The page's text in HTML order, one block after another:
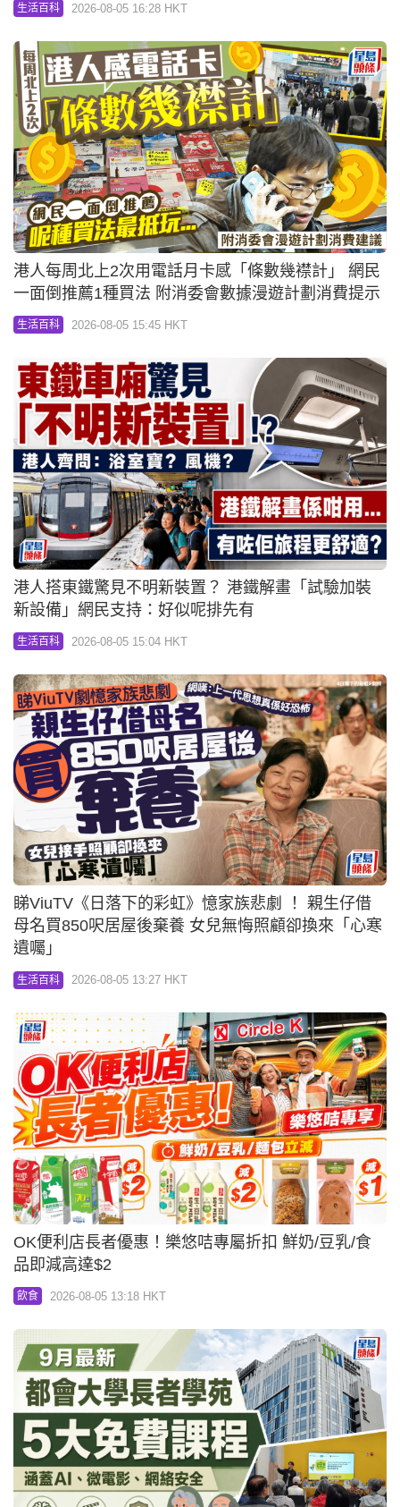
生活百科 2026-08-05 16:28 HKT
港人每周北上2次用電話月卡感「條數幾襟計」 網民
一面倒推薦1種買法 附消委會數據漫遊計劃消費提示
生活百科 2026-08-05 15:45 HKT
港人搭東鐵驚見不明新裝置？ 港鐵解畫「試驗加裝
新設備」網民支持：好似呢排先有
生活百科 2026-08-05 15:04 HKT
睇ViuTV《日落下的彩虹》憶家族悲劇 ！ 親生仔借
母名買850呎居屋後棄養 女兒無悔照顧卻換來「心寒
遺囑」
生活百科 2026-08-05 13:27 HKT
OK便利店長者優惠！樂悠咭專屬折扣 鮮奶/豆乳/食
品即減高達$2
飲食 2026-08-05 13:18 HKT